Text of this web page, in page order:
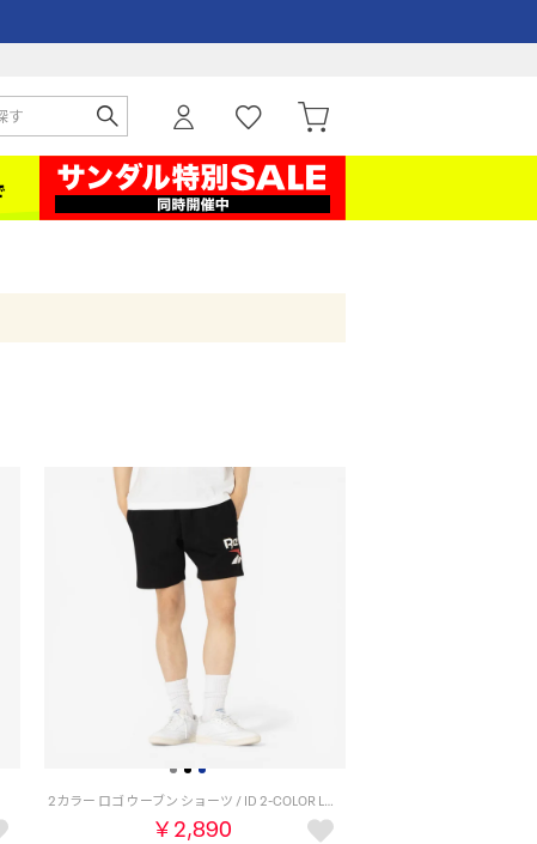
2カラー ロゴ ウーブン ショーツ / ID 2-COLOR LOGO 7 SHORT （ブラック）
￥2,890